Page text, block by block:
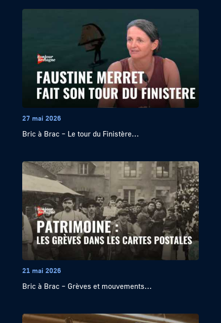
27 mai 2026
Bric à Brac – Le tour du Finistère...
21 mai 2026
Bric à Brac – Grèves et mouvements...